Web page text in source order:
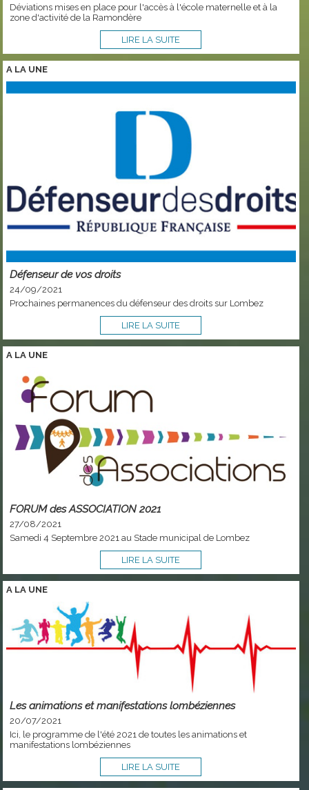
Déviations mises en place pour l'accès à l'école maternelle et à la
zone d'activité de la Ramondère
LIRE LA SUITE
A LA UNE
Défenseur de vos droits
24/09/2021
Prochaines permanences du défenseur des droits sur Lombez
LIRE LA SUITE
A LA UNE
FORUM des ASSOCIATION 2021
27/08/2021
Samedi 4 Septembre 2021 au Stade municipal de Lombez
LIRE LA SUITE
A LA UNE
Les animations et manifestations lombéziennes
20/07/2021
Ici, le programme de l'été 2021 de toutes les animations et
manifestations lombéziennes
LIRE LA SUITE